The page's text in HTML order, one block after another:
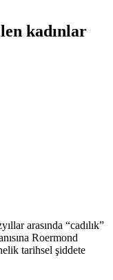
kadınlar
arasında “cadılık”
Roermond
tarihsel şiddete